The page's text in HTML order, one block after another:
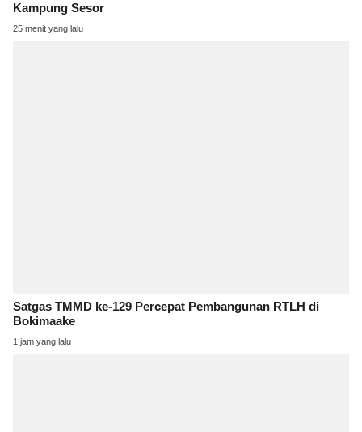
Kampung Sesor
25 menit yang lalu
Satgas TMMD ke-129 Percepat Pembangunan RTLH di
Bokimaake
1 jam yang lalu